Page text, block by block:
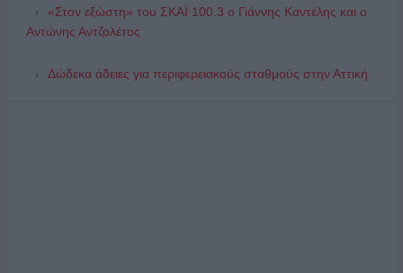
«Στον εξώστη» του ΣΚΑΪ 100.3 ο Γιάννης Καντέλης και ο
Αντώνης Αντζολέτος
Δώδεκα άδειες για περιφερειακούς σταθμούς στην Αττική